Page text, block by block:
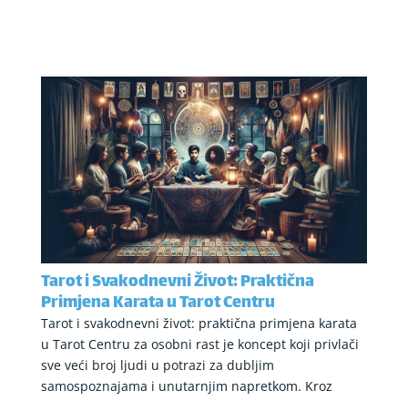
Tarot i Svakodnevni Život: Praktična
Primjena Karata u Tarot Centru
Tarot i svakodnevni život: praktična primjena karata
u Tarot Centru za osobni rast je koncept koji privlači
sve veći broj ljudi u potrazi za dubljim
samospoznajama i unutarnjim napretkom. Kroz